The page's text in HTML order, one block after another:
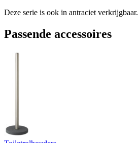
Deze serie is ook in antraciet verkrijgbaar.
Passende accessoires